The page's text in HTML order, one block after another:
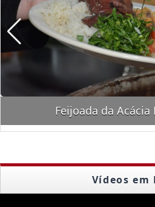
Feijoada da Acácia
Vídeos em